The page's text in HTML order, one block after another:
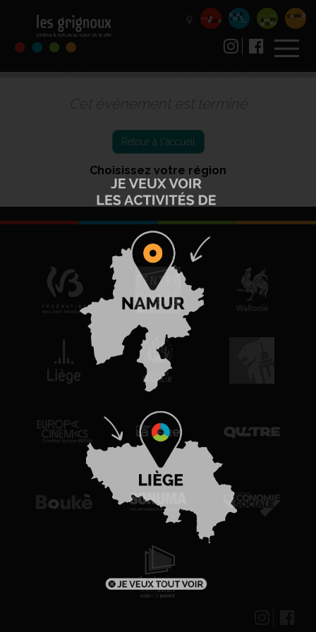
Cet événement est terminé
Retour à l'accueil
Choisissez votre région